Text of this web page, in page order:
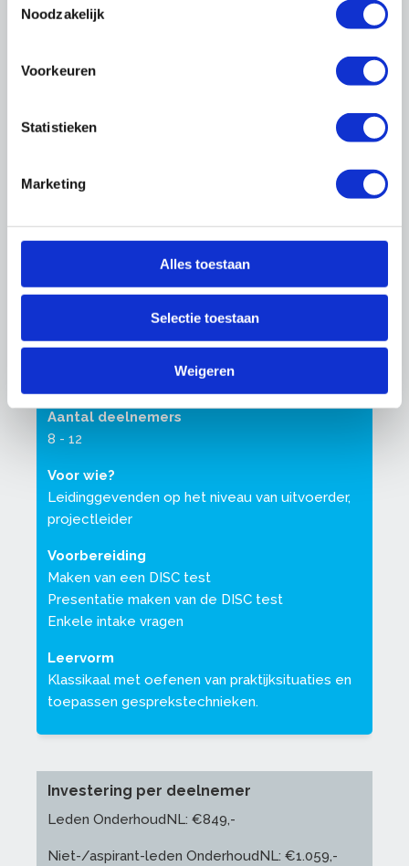
Noodzakelijk
Voorkeuren
Statistieken
Marketing
Alles toestaan
Selectie toestaan
Weigeren
088-0188 137
2 dagen van 7.45 uur tot 15.30 uur
Aantal deelnemers
8 - 12
Voor wie?
Leidinggevenden op het niveau van uitvoerder,
projectleider
Voorbereiding
Maken van een DISC test
Presentatie maken van de DISC test
Enkele intake vragen
Leervorm
Klassikaal met oefenen van praktijksituaties en
toepassen gesprekstechnieken.
Investering per deelnemer
Leden OnderhoudNL: €849,-
Niet-/aspirant-leden OnderhoudNL: €1.059,-